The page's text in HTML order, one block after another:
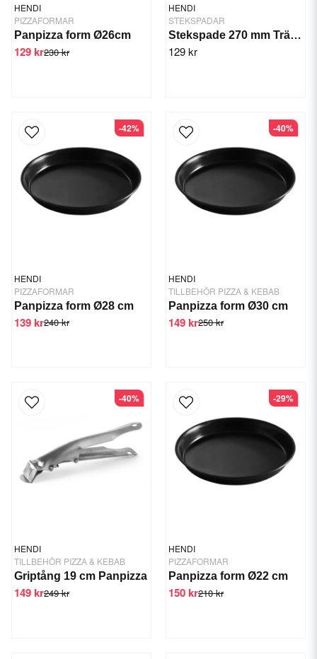
HENDI
PIZZAFORMAR
Panpizza form Ø26cm
230 kr
129 kr
HENDI
STEKSPADAR
Stekspade 270 mm Trähandtag
129 kr
HENDI
PIZZAFORMAR
Panpizza form Ø28 cm
240 kr
139 kr
-42%
HENDI
TILLBEHÖR PIZZA & KEBAB
Panpizza form Ø30 cm
250 kr
149 kr
-40%
HENDI
TILLBEHÖR PIZZA & KEBAB
Griptång 19 cm Panpizza
249 kr
149 kr
-40%
HENDI
PIZZAFORMAR
Panpizza form Ø22 cm
210 kr
150 kr
-29%